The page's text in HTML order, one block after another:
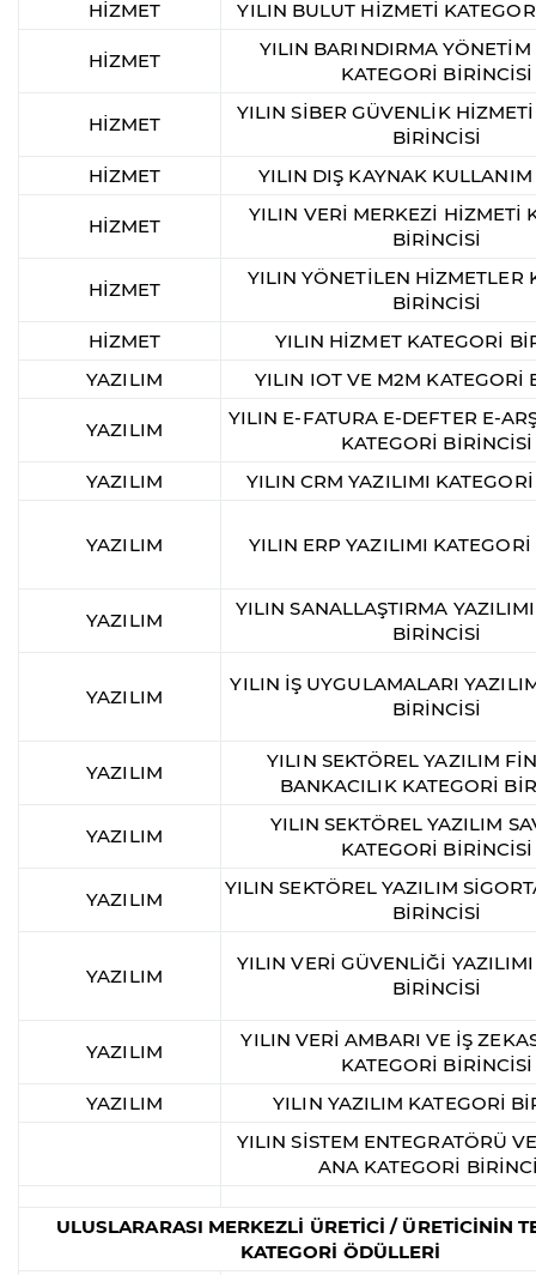
HİZMET
YILIN BULUT HİZMETİ
HİZMET
YILIN BARINDIRMA
KATEGORİ BİRİNCİSİ
HİZMET
YILIN SİBER GÜVENLİK
BİRİNCİSİ
HİZMET
YILIN DIŞ KAYNAK
HİZMET
YILIN VERİ MERKEZİ HİZMETİ
BİRİNCİSİ
HİZMET
YILIN YÖNETİLEN HİZMETLER
BİRİNCİSİ
HİZMET
YILIN HİZMET KATEGORİ
YAZILIM
YILIN IOT VE M2M KATEGORİ
YAZILIM
YILIN E-FATURA E-DEFTER E-
KATEGORİ BİRİNCİSİ
YAZILIM
YILIN CRM YAZILIMI
YAZILIM YILIN ERP YAZILIMI
YAZILIM
YILIN SANALLAŞTIRMA
BİRİNCİSİ
YAZILIM
YILIN İŞ UYGULAMALARI
BİRİNCİSİ
YAZILIM
YILIN SEKTÖREL YAZILIM
BANKACILIK KATEGORİ
YAZILIM
YILIN SEKTÖREL YAZILIM
KATEGORİ BİRİNCİSİ
YAZILIM
YILIN SEKTÖREL YAZILIM
BİRİNCİSİ
YAZILIM
YILIN VERİ GÜVENLİĞİ
BİRİNCİSİ
YAZILIM
YILIN VERİ AMBARI VE İŞ
KATEGORİ BİRİNCİSİ
YAZILIM
YILIN YAZILIM KATEGORİ
YILIN SİSTEM ENTEGRATÖRÜ
ANA KATEGORİ
ULUSLARARASI MERKEZLİ ÜRETİCİ / ÜRETİCİNİN
KATEGORİ ÖDÜLLERİ